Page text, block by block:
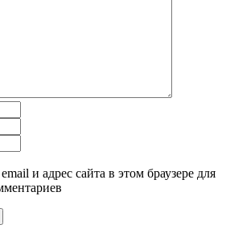
и адрес сайта в этом браузере для